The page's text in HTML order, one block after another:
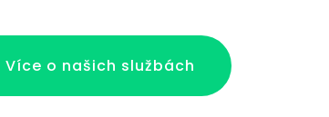
Více o našich službách